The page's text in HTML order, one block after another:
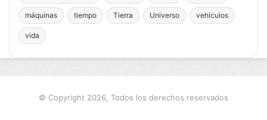
máquinas tiempo Tierra Universo vehículos
vida
© Copyright 2026, Todos los derechos reservados